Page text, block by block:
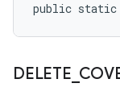
public static
DELETE